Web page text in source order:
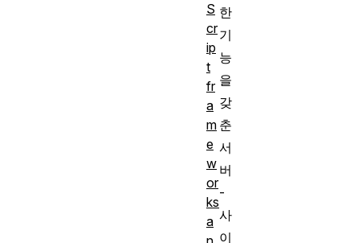
한
기
능
을
갖
춘
서
버
-
사
이
S
cr
ip
t
fr
a
m
e
w
or
ks
a